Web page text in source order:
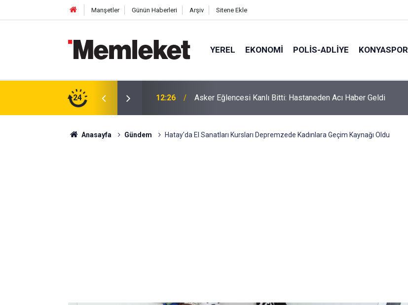
Manşetler Günün Haberleri Arşiv Sitene Ekle
YEREL EKONOMI POLİS-ADLİYE KONYASPOR
24 12:26 Asker Eğlencesi Kanlı Bitti: Hastaneden Acı Haber Geldi
Anasayfa Gündem Hatay'da El Sanatları Kursları Depremzede Kadınlara Geçim Kaynağı Oldu